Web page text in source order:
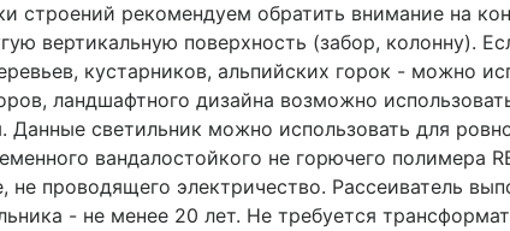
строений рекомендуем обратить внимание на
вертикальную поверхность (забор, колонну).
кустарников, альпийских горок - можно
ландшафтного дизайна возможно
светильник можно использовать для
вандалостойкого не горючего полимера
проводящего электричество. Рассеиватель
- не менее 20 лет. Не требуется